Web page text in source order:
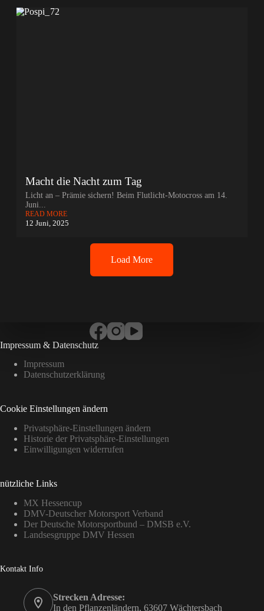
Macht die Nacht zum Tag
Licht an – Prämie sichern! Beim Flutlicht-Motocross am 14.
Juni...
READ MORE
12 Juni, 2025
Load More
Impressum & Datenschutz
Impressum
Datenschutzerklärung
Cookie Einstellungen ändern
Privatsphäre-Einstellungen ändern
Historie der Privatsphäre-Einstellungen
Einwilligungen widerrufen
nützliche Links
MX Hessencup
DMV-Deutscher Motorsport Verband
Der Deutsche Motorsportbund – DMSB e.V.
Landsesgruppe DMV Hessen
Kontakt Info
Strecken Adresse:
In den Pflanzenländern, 63607 Wächtersbach